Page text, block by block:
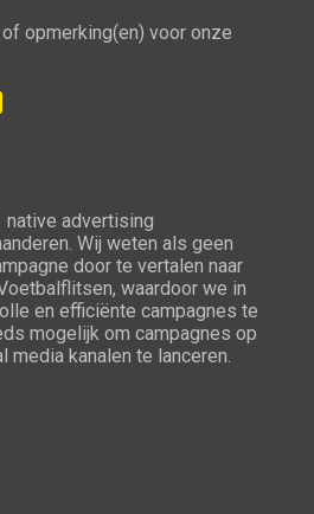
opmerking(en) voor onze
advertising
Wij weten als geen
door te vertalen naar
waardoor we in
en efficiënte campagnes te
mogelijk om campagnes op
kanalen te lanceren.